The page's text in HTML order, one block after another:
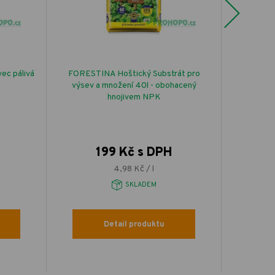
pálivá
FORESTINA Hoštický Substrát pro
výsev a množení 40l - obohacený
hnojivem NPK
199 Kč s DPH
4,98 Kč / l
SKLADEM
Detail produktu
Next